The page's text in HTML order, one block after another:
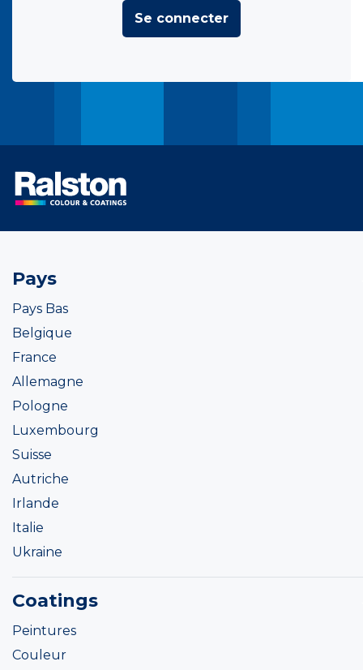
Se connecter
Pays
Pays Bas
Belgique
France
Allemagne
Pologne
Luxembourg
Suisse
Autriche
Irlande
Italie
Ukraine
Coatings
Peintures
Couleur